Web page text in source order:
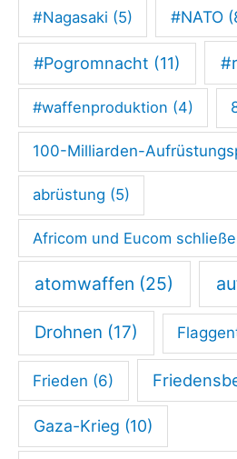
#Nagasaki (5) #NATO
#Pogromnacht (11)
#waffenproduktion (4)
100-Milliarden-
abrüstung (5)
Africom und Eucom
atomwaffen (25)
Drohnen (17)
Frieden (6)
Gaza-Krieg (10)